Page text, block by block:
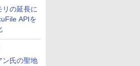
リの延長に
APIを
ン氏の聖地